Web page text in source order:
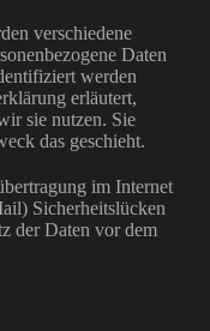
verschiedene
Daten
werden
erläutert,
sie nutzen. Sie
das geschieht.
im Internet
Sicherheitslücken
der Daten vor dem